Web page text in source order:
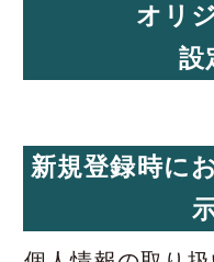
オリ
設
新規登録時に